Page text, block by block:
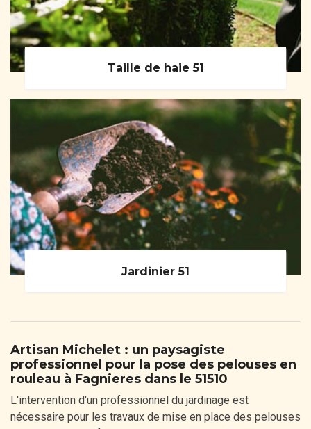
Taille de haie 51
Jardinier 51
Artisan Michelet : un paysagiste
professionnel pour la pose des pelouses en
rouleau à Fagnieres dans le 51510
L'intervention d'un professionnel du jardinage est
nécessaire pour les travaux de mise en place des pelouses